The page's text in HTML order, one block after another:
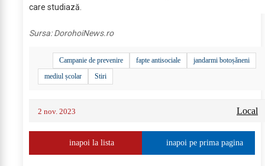
care studiază.
Sursa:DorohoiNews.ro
Campanie de prevenire fapte antisociale
jandarmi botoșăneni
mediul școlar
Stiri
2 nov. 2023 Local
inapoi la lista inapoi pe prima pagina